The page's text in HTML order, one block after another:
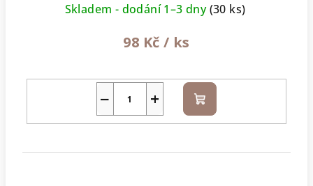
Skladem - dodání 1–3 dny(30 ks)
98 Kč / ks
+
− Do
košíku